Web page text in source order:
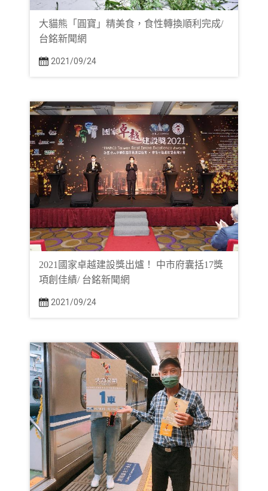
大貓熊「圓寶」精美食，食性轉換順利完成/
台銘新聞網
2021/09/24
2021國家卓越建設獎出爐！ 中市府囊括17獎
項創佳績/ 台銘新聞網
2021/09/24